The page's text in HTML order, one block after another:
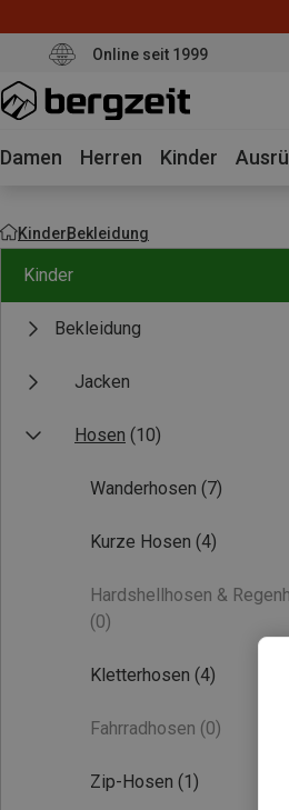
Online seit 1999
Damen Herren Kinder
KinderBekleidung
Kinder
Bekleidung
Jacken
Hosen (10)
Wanderhosen (7)
Kurze Hosen (4)
Hardshellhosen &
(0)
Kletterhosen (4)
Fahrradhosen (0)
Zip-Hosen (1)